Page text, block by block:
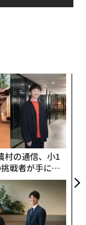
村の通信、小1
戦者が手にし
器」